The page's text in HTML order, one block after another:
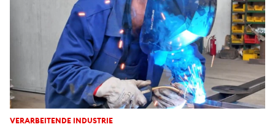
VERARBEITENDE INDUSTRIE